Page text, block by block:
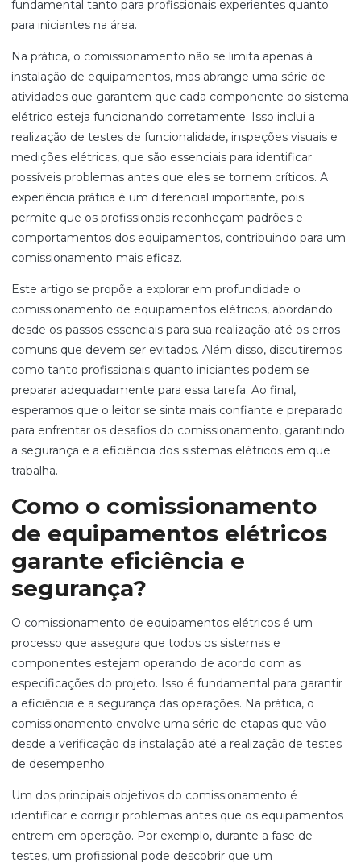
fundamental tanto para profissionais experientes quanto
para iniciantes na área.
Na prática, o comissionamento não se limita apenas à
instalação de equipamentos, mas abrange uma série de
atividades que garantem que cada componente do sistema
elétrico esteja funcionando corretamente. Isso inclui a
realização de testes de funcionalidade, inspeções visuais e
medições elétricas, que são essenciais para identificar
possíveis problemas antes que eles se tornem críticos. A
experiência prática é um diferencial importante, pois
permite que os profissionais reconheçam padrões e
comportamentos dos equipamentos, contribuindo para um
comissionamento mais eficaz.
Este artigo se propõe a explorar em profundidade o
comissionamento de equipamentos elétricos, abordando
desde os passos essenciais para sua realização até os erros
comuns que devem ser evitados. Além disso, discutiremos
como tanto profissionais quanto iniciantes podem se
preparar adequadamente para essa tarefa. Ao final,
esperamos que o leitor se sinta mais confiante e preparado
para enfrentar os desafios do comissionamento, garantindo
a segurança e a eficiência dos sistemas elétricos em que
trabalha.
Como o comissionamento
de equipamentos elétricos
garante eficiência e
segurança?
O comissionamento de equipamentos elétricos é um
processo que assegura que todos os sistemas e
componentes estejam operando de acordo com as
especificações do projeto. Isso é fundamental para garantir
a eficiência e a segurança das operações. Na prática, o
comissionamento envolve uma série de etapas que vão
desde a verificação da instalação até a realização de testes
de desempenho.
Um dos principais objetivos do comissionamento é
identificar e corrigir problemas antes que os equipamentos
entrem em operação. Por exemplo, durante a fase de
testes, um profissional pode descobrir que um